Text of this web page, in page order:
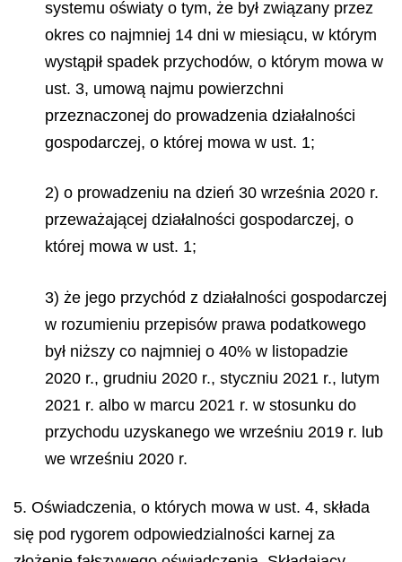
systemu oświaty o tym, że był związany przez
okres co najmniej 14 dni w miesiącu, w którym
wystąpił spadek przychodów, o którym mowa w
ust. 3, umową najmu powierzchni
przeznaczonej do prowadzenia działalności
gospodarczej, o której mowa w ust. 1;
2) o prowadzeniu na dzień 30 września 2020 r.
przeważającej działalności gospodarczej, o
której mowa w ust. 1;
3) że jego przychód z działalności gospodarczej
w rozumieniu przepisów prawa podatkowego
był niższy co najmniej o 40% w listopadzie
2020 r., grudniu 2020 r., styczniu 2021 r., lutym
2021 r. albo w marcu 2021 r. w stosunku do
przychodu uzyskanego we wrześniu 2019 r. lub
we wrześniu 2020 r.
5. Oświadczenia, o których mowa w ust. 4, składa
się pod rygorem odpowiedzialności karnej za